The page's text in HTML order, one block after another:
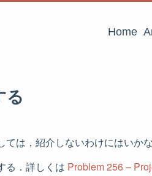
Home
る
は，紹介しないわけにはいかな
る．詳しくは Problem 256 –